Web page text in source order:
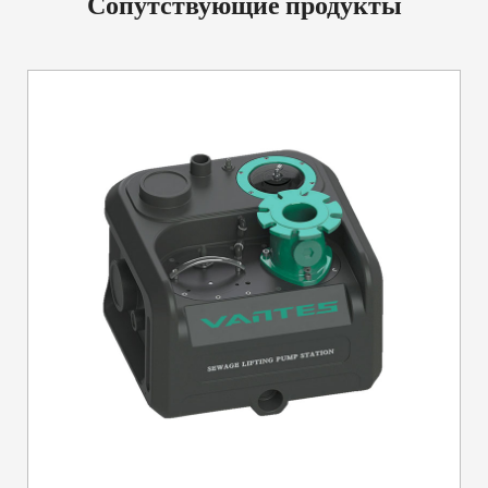
превосходит производительность многих конкурирующих
Трехрежимная работа: VD-800/800Q предлагает три
режима работы: бесшумный, энергосберегающий и
мощный, каждый из которых выбирается с помощью
одной кнопки. Эта универсальность позволяет
пользователям выбирать режим, который соответствует их
потребностям, будь то тихая работа, энергоэффективность
Предупреждения о неисправностях и отображение: Насос